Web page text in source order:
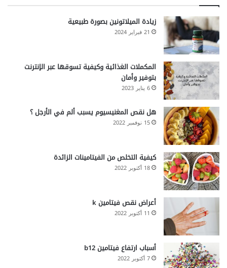
زيادة الميلاتونين بصورة طبيعية
21 فبراير 2024
المكملات الغذائية وكيفية تسوقها عبر الإنترنت
بتوفير وأمان
6 يناير 2023
هل نقص المغنيسيوم يسبب ألم في الأرجل ؟
15 نوفمبر 2022
كيفية التخلص من الفيتامينات الزائدة
18 أكتوبر 2022
أعراض نقص فيتامين k
11 أكتوبر 2022
أسباب ارتفاع فيتامين b12
7 أكتوبر 2022